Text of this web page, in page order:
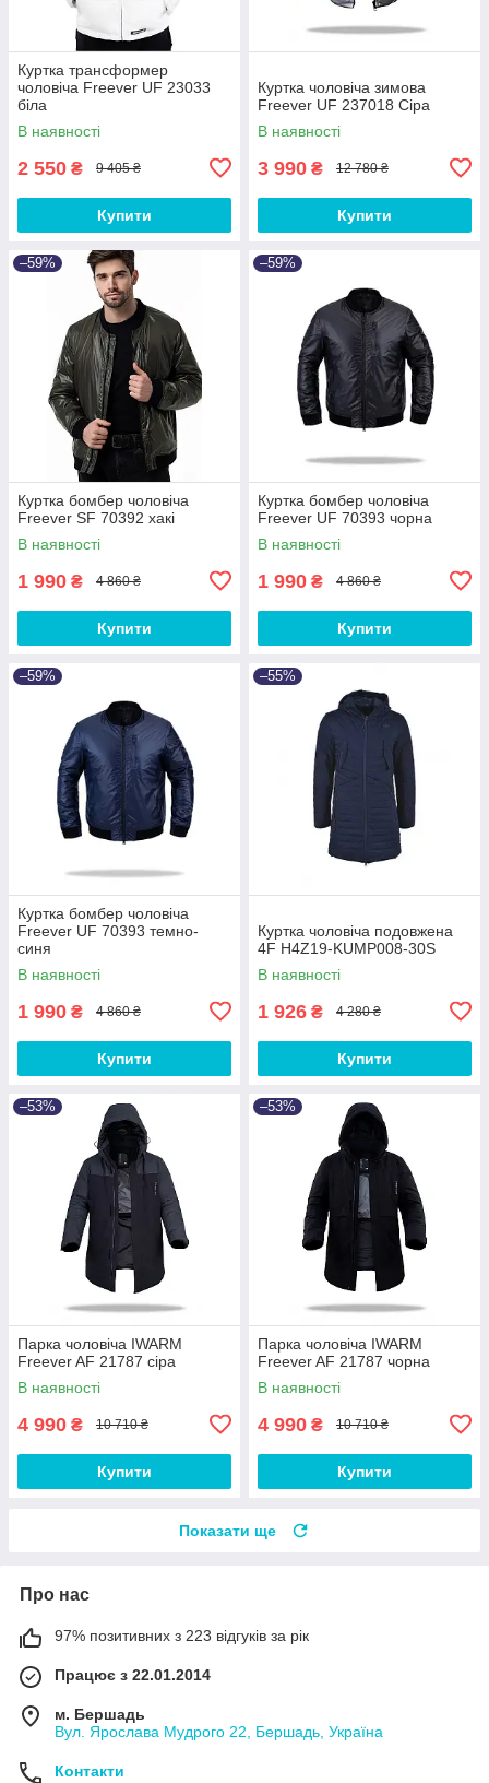
Куртка трансформер
чоловіча Freever UF 23033
біла
В наявності
2 550 ₴ 9 405 ₴
Купити
Куртка чоловіча зимова
Freever UF 237018 Сіра
В наявності
3 990 ₴ 12 780 ₴
Купити
–59%
Куртка бомбер чоловіча
Freever SF 70392 хакі
В наявності
1 990 ₴ 4 860 ₴
Купити
–59%
Куртка бомбер чоловіча
Freever UF 70393 чорна
В наявності
1 990 ₴ 4 860 ₴
Купити
–59%
Куртка бомбер чоловіча
Freever UF 70393 темно-
синя
В наявності
1 990 ₴ 4 860 ₴
Купити
–55%
Куртка чоловіча подовжена
4F H4Z19-KUMP008-30S
В наявності
1 926 ₴ 4 280 ₴
Купити
–53%
Парка чоловіча IWARM
Freever AF 21787 сіра
В наявності
4 990 ₴ 10 710 ₴
Купити
–53%
Парка чоловіча IWARM
Freever AF 21787 чорна
В наявності
4 990 ₴ 10 710 ₴
Купити
Показати ще
Про нас
97% позитивних з 223 відгуків за рік
Працює з 22.01.2014
м. Бершадь
Вул. Ярослава Мудрого 22, Бершадь, Україна
Контакти